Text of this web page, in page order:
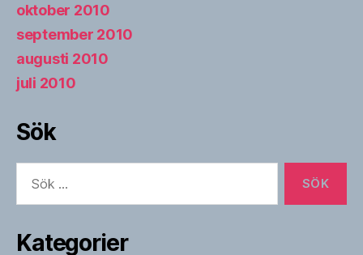
oktober 2010
september 2010
augusti 2010
juli 2010
Sök
efter:
Kategorier